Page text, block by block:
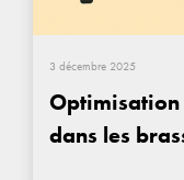
3 décembre 2025
Optimisation
dans les